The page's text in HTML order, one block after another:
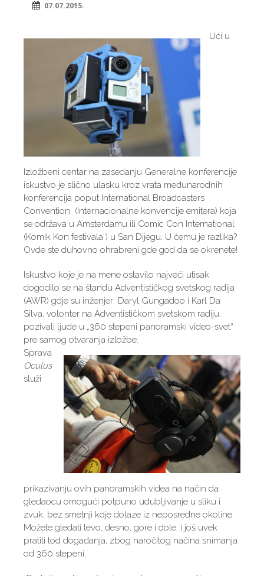
07.07.2015.
Ući u
Izložbeni centar na zasedanju Generalne konferencije
iskustvo je slično ulasku kroz vrata međunarodnih
konferencija poput International Broadcasters
Convention (Internacionalne konvencije emitera) koja
se održava u Amsterdamu ili Comic Con International
(Komik Kon festivala ) u San Dijegu. U čemu je razlika?
Ovde ste duhovno ohrabreni gde god da se okrenete!
Iskustvo koje je na mene ostavilo najveći utisak
dogodilo se na štandu Adventističkog svetskog radija
(AWR) gdje su inženjer Daryl Gungadoo i Karl Da
Silva, volonter na Adventističkom svetskom radiju,
pozivali ljude u „360 stepeni panoramski video-svet“
pre samog otvaranja izložbe.
Sprava
Oculus
služi
prikazivanju ovih panoramskih videa na način da
gledaocu omogući potpuno udubljivanje u sliku i
zvuk, bez smetnji koje dolaze iz neposredne okoline.
Možete gledati levo, desno, gore i dole, i još uvek
pratiti tod događanja, zbog naročitog načina snimanja
od 360 stepeni.